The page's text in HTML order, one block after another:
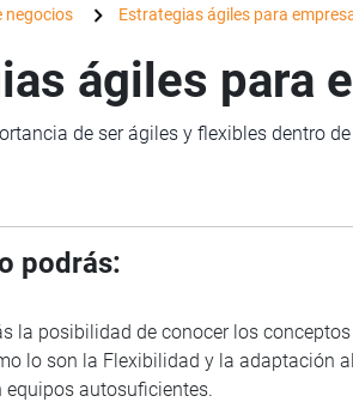
negocios Estrategias ágiles para
ágiles para
de ser ágiles y flexibles dentro
podrás:
la posibilidad de conocer los
lo son la Flexibilidad y la adaptación
autosuficientes.